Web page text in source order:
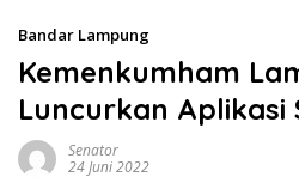
Bandar Lampung
Kemenkumham
Luncurkan Aplikasi
Senator
24 Juni 2022